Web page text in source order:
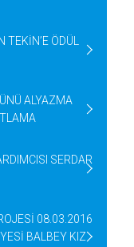
ÖDÜL
ALYAZMA
SERDAR
08.03.2016
BALBEY KIZ